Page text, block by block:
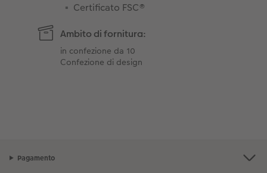
Certificato FSC®
Ambito di fornitura:
in confezione da 10
Confezione di design
Pagamento